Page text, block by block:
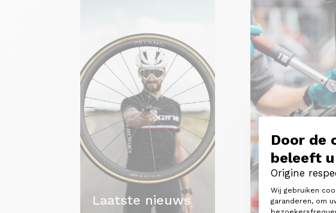
Door de
beleeft
Origine
Wij gebruiken
garanderen, om
Laatste nieuws
De tips